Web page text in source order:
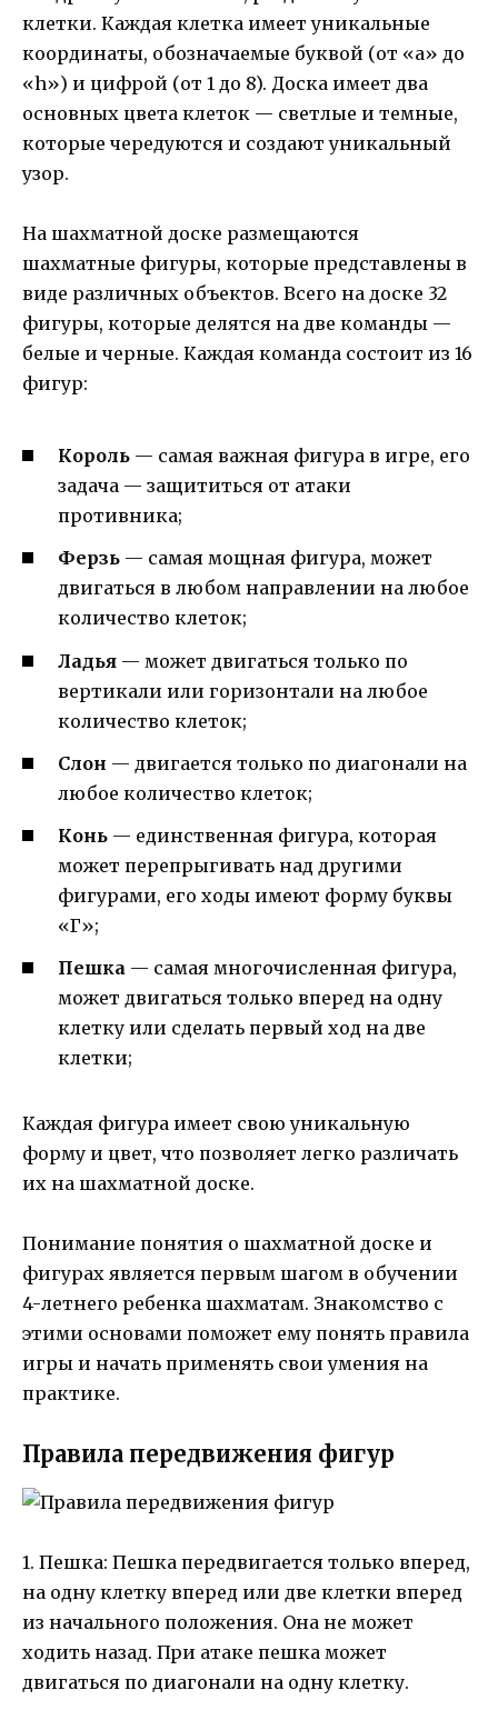
клетки. Каждая клетка имеет уникальные
координаты, обозначаемые буквой (от «а» до
«h») и цифрой (от 1 до 8). Доска имеет два
основных цвета клеток — светлые и темные,
которые чередуются и создают уникальный
узор.
На шахматной доске размещаются
шахматные фигуры, которые представлены в
виде различных объектов. Всего на доске 32
фигуры, которые делятся на две команды —
белые и черные. Каждая команда состоит из 16
фигур:
Король — самая важная фигура в игре, его
задача — защититься от атаки
противника;
Ферзь — самая мощная фигура, может
двигаться в любом направлении на любое
количество клеток;
Ладья — может двигаться только по
вертикали или горизонтали на любое
количество клеток;
Слон — двигается только по диагонали на
любое количество клеток;
Конь — единственная фигура, которая
может перепрыгивать над другими
фигурами, его ходы имеют форму буквы
«Г»;
Пешка — самая многочисленная фигура,
может двигаться только вперед на одну
клетку или сделать первый ход на две
клетки;
Каждая фигура имеет свою уникальную
форму и цвет, что позволяет легко различать
их на шахматной доске.
Понимание понятия о шахматной доске и
фигурах является первым шагом в обучении
4-летнего ребенка шахматам. Знакомство с
этими основами поможет ему понять правила
игры и начать применять свои умения на
практике.
Правила передвижения фигур
1. Пешка: Пешка передвигается только вперед,
на одну клетку вперед или две клетки вперед
из начального положения. Она не может
ходить назад. При атаке пешка может
двигаться по диагонали на одну клетку.